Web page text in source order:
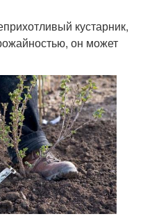
кустарник,
он может